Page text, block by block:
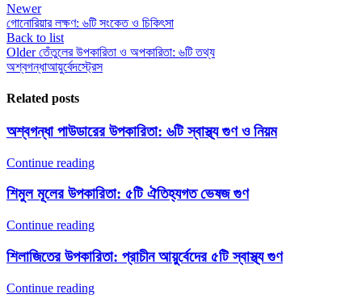
Newer
গোনোরিয়ার লক্ষণ: ৬টি সংকেত ও চিকিৎসা
Back to list
Older তেঁতুলের উপকারিতা ও অপকারিতা: ৬টি তথ্য
অশ্বগন্ধাআয়ুর্বেদস্ট্রেস
Related posts
অশ্বগন্ধা পাউডারের উপকারিতা: ৬টি স্বাস্থ্য গুণ ও নিয়ম
Continue reading
শিমুল মূলের উপকারিতা: ৫টি ঐতিহ্যগত ভেষজ গুণ
Continue reading
শিলাজিতের উপকারিতা: প্রাচীন আয়ুর্বেদের ৫টি স্বাস্থ্য গুণ
Continue reading